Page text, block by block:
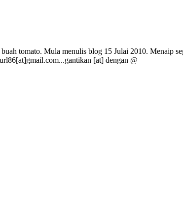
tomato. Mula menulis blog 15 Julai 2010. Menaip
[at] dengan @